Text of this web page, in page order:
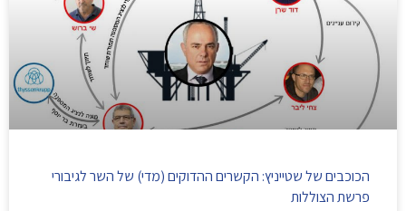
הכוכבים של שטייניץ: הקשרים ההדוקים (מדי) של השר לגיבורי
פרשת הצוללות